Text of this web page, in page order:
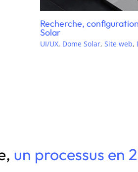
Création de l’annuaire
Center
UI/UX ,E-commerce,Site
un processus en